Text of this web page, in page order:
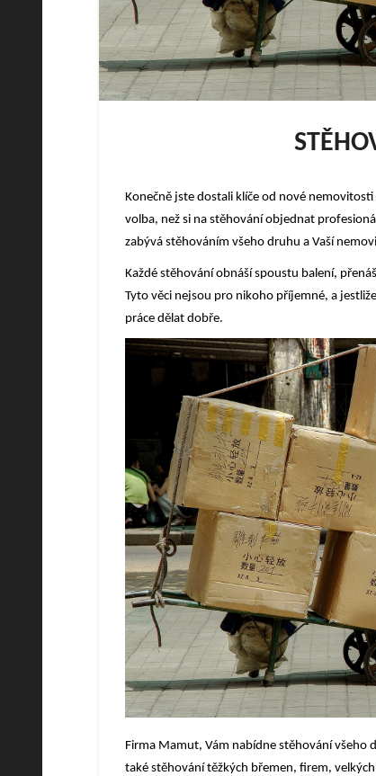
Konečně jste dostali klíče od nové
volba, než si na stěhování objednat
zabývá stěhováním všeho druhu a Vaší
Každé stěhování obnáší spoustu balení,
Tyto věci nejsou pro nikoho příjemné, a
práce dělat dobře.
Firma Mamut, Vám nabídne stěhování všeho
také stěhování těžkých břemen, firem,